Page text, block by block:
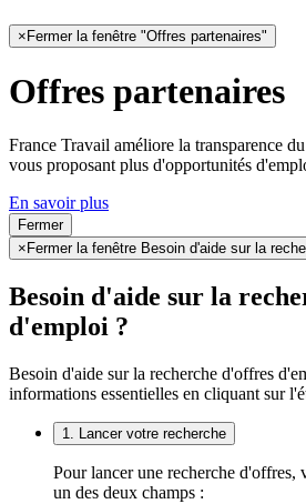
×Fermer la fenêtre "Offres partenaires"
Offres partenaires
France Travail améliore la transparence
vous proposant plus d'opportunités
En savoir plus
Fermer
× Fermer la fenêtre Besoin d'aide sur la
Besoin d'aide sur la
d'emploi ?
Besoin d'aide sur la recherche d'offres
informations essentielles en cliquant sur
1. Lancer votre recherche
Pour lancer une recherche d'offres,
un des deux champs :